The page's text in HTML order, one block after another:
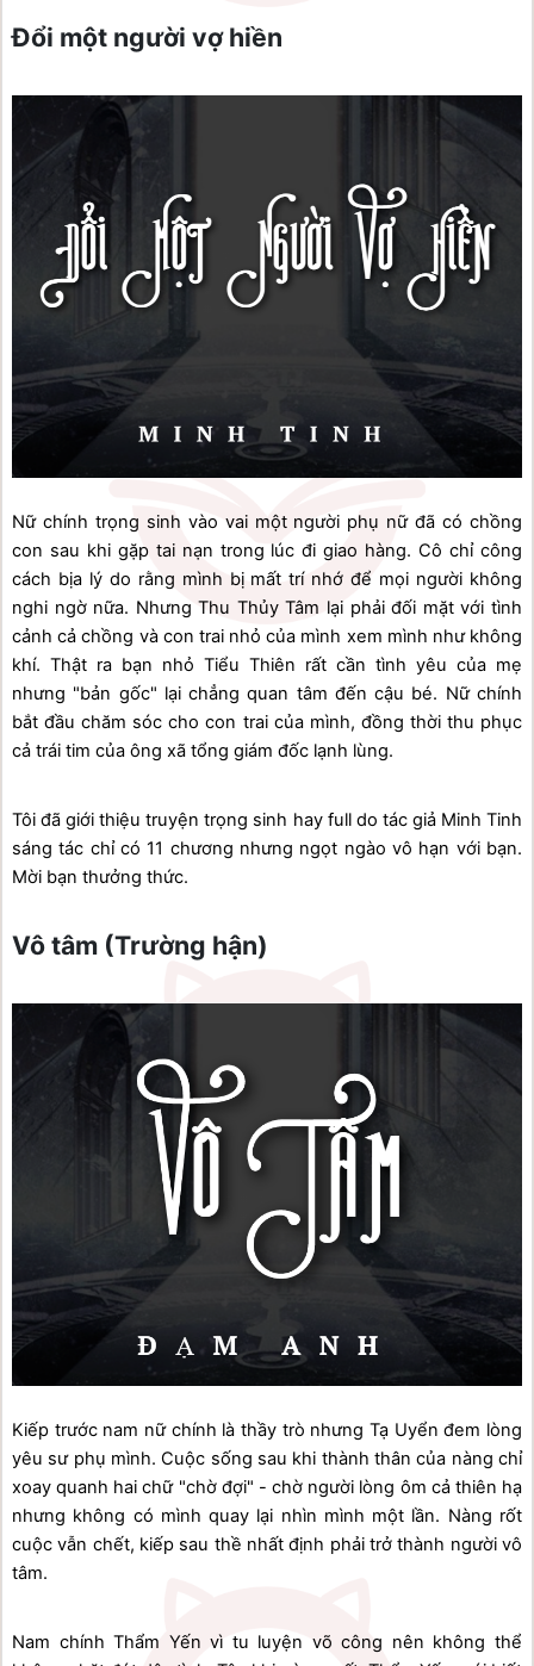
Đổi một người vợ hiền
Nữ chính trọng sinh vào vai một người phụ nữ đã có chồng
con sau khi gặp tai nạn trong lúc đi giao hàng. Cô chỉ công
cách bịa lý do rằng mình bị mất trí nhớ để mọi người không
nghi ngờ nữa. Nhưng Thu Thủy Tâm lại phải đối mặt với tình
cảnh cả chồng và con trai nhỏ của mình xem mình như không
khí. Thật ra bạn nhỏ Tiểu Thiên rất cần tình yêu của mẹ
nhưng "bản gốc" lại chẳng quan tâm đến cậu bé. Nữ chính
bắt đầu chăm sóc cho con trai của mình, đồng thời thu phục
cả trái tim của ông xã tổng giám đốc lạnh lùng.
Tôi đã giới thiệu truyện trọng sinh hay full do tác giả Minh Tinh
sáng tác chỉ có 11 chương nhưng ngọt ngào vô hạn với bạn.
Mời bạn thưởng thức.
Vô tâm (Trường hận)
Kiếp trước nam nữ chính là thầy trò nhưng Tạ Uyển đem lòng
yêu sư phụ mình. Cuộc sống sau khi thành thân của nàng chỉ
xoay quanh hai chữ "chờ đợi" - chờ người lòng ôm cả thiên hạ
nhưng không có mình quay lại nhìn mình một lần. Nàng rốt
cuộc vẫn chết, kiếp sau thề nhất định phải trở thành người vô
tâm.
Nam chính Thẩm Yến vì tu luyện võ công nên không thể